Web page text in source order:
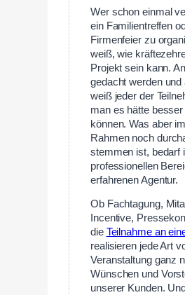
Wer schon einmal
ein Familientreffen
Firmenfeier zu
weiß, wie
Projekt sein kann.
gedacht werden und
weiß jeder der
man es hätte
können. Was aber
Rahmen noch
stemmen ist, bedarf
professionellen
erfahrenen Agentur.
Ob Fachtagung,
Incentive,
die Teilnahme an
realisieren jede Art
Veranstaltung ganz
Wünschen und
unserer Kunden.